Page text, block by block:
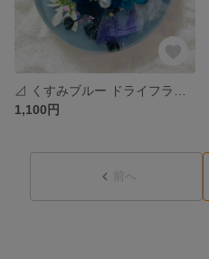
1,100円
前へ